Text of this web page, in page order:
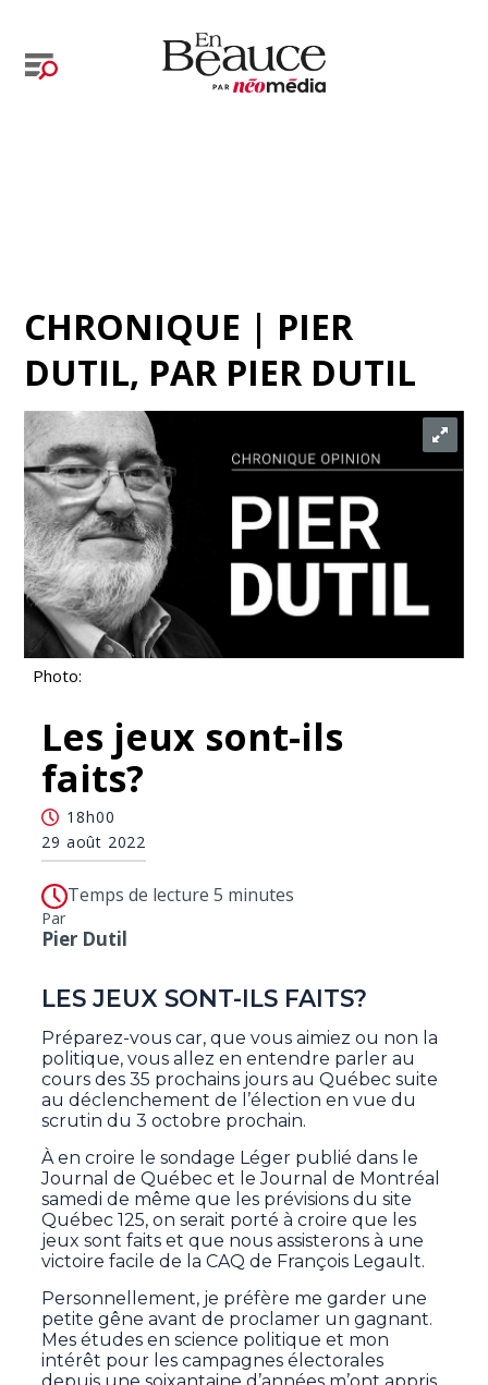
CHRONIQUE | PIER
DUTIL, PAR PIER DUTIL
Photo:
Les jeux sont-ils
faits?
18h00
29 août 2022
Temps de lecture 5 minutes
Par
Pier Dutil
LES JEUX SONT-ILS FAITS?
Préparez-vous car, que vous aimiez ou non la
politique, vous allez en entendre parler au
cours des 35 prochains jours au Québec suite
au déclenchement de l’élection en vue du
scrutin du 3 octobre prochain.
À en croire le sondage Léger publié dans le
Journal de Québec et le Journal de Montréal
samedi de même que les prévisions du site
Québec 125, on serait porté à croire que les
jeux sont faits et que nous assisterons à une
victoire facile de la CAQ de François Legault.
Personnellement, je préfère me garder une
petite gêne avant de proclamer un gagnant.
Mes études en science politique et mon
intérêt pour les campagnes électorales